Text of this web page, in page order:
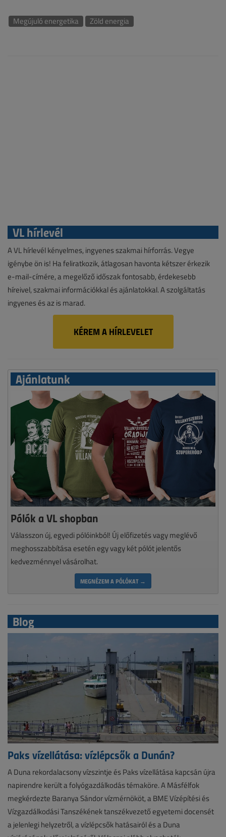
Megújuló energetika Zöld energia
VL hírlevél
A VL hírlevél kényelmes, ingyenes szakmai hírforrás. Vegye
igénybe ön is! Ha feliratkozik, átlagosan havonta kétszer érkezik
e-mail-címére, a megelőző időszak fontosabb, érdekesebb
híreivel, szakmai információkkal és ajánlatokkal. A szolgáltatás
ingyenes és az is marad.
KÉREM A HÍRLEVELET
Ajánlatunk
Pólók a VL shopban
Válasszon új, egyedi pólóinkból! Új előfizetés vagy meglévő
meghosszabbítása esetén egy vagy két pólót jelentős
kedvezménnyel vásárolhat.
MEGNÉZEM A PÓLÓKAT →
Blog
Paks vízellátása: vízlépcsők a Dunán?
A Duna rekordalacsony vízszintje és Paks vízellátása kapcsán újra
napirendre került a folyógazdálkodás témaköre. A Másfélfok
megkérdezte Baranya Sándor vízmérnököt, a BME Vízépítési és
Vízgazdálkodási Tanszékének tanszékvezető egyetemi docensét
a jelenlegi helyzetről, a vízlépcsők hatásairól és a Duna